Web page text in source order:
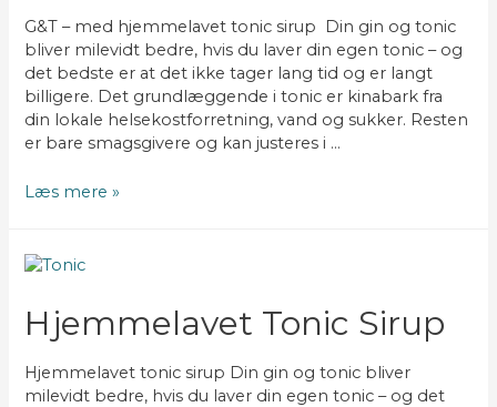
G&T – med hjemmelavet tonic sirup Din gin og tonic
bliver milevidt bedre, hvis du laver din egen tonic – og
det bedste er at det ikke tager lang tid og er langt
billigere. Det grundlæggende i tonic er kinabark fra
din lokale helsekostforretning, vand og sukker. Resten
er bare smagsgivere og kan justeres i …
G&T
tonic
Læs mere »
Hjemmelavet Tonic Sirup
Hjemmelavet tonic sirup Din gin og tonic bliver
milevidt bedre, hvis du laver din egen tonic – og det